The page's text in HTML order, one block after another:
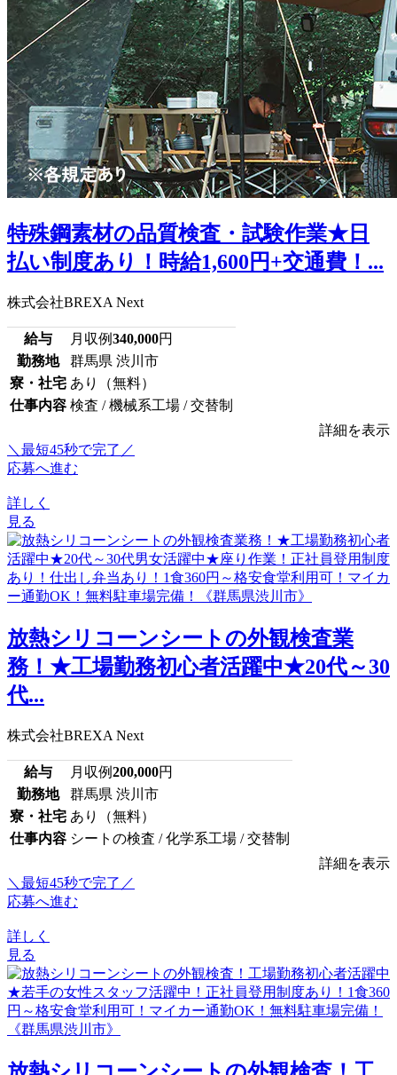
特殊鋼素材の品質検査・試験作業★日
払い制度あり！時給1,600円+交通費！...
株式会社BREXA Next
給与 月収例340,000円
勤務地
群馬県 渋川市
寮・社宅 あり（無料）
仕事内容 検査 / 機械系工場 / 交替制
詳細を表示
＼最短45秒で完了／
応募へ進む
詳しく
見る
放熱シリコーンシートの外観検査業
務！★工場勤務初心者活躍中★20代～30
代...
株式会社BREXA Next
給与 月収例200,000円
勤務地
群馬県 渋川市
寮・社宅 あり（無料）
仕事内容 シートの検査 / 化学系工場 / 交替制
詳細を表示
＼最短45秒で完了／
応募へ進む
詳しく
見る